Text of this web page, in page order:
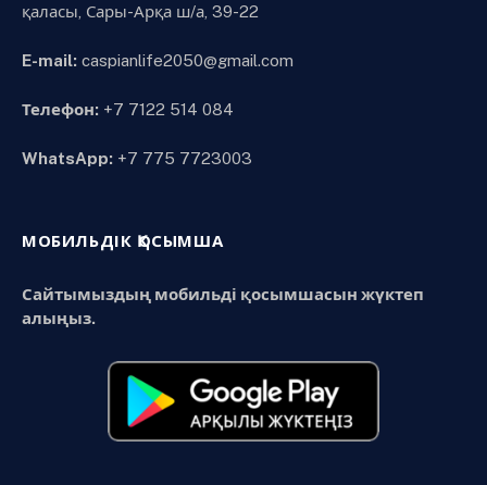
қаласы, Сары-Арқа ш/а, 39-22
E-mail: caspianlife2050@gmail.com
Телефон: +7 7122 514 084
WhatsApp: +7 775 7723003
МОБИЛЬДІК ҚОСЫМША
Сайтымыздың мобильді қосымшасын жүктеп
алыңыз.